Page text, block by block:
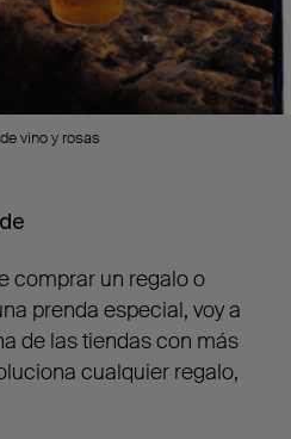
vino y rosas
comprar un regalo o
prenda especial, voy a
de las tiendas con más
cualquier regalo,